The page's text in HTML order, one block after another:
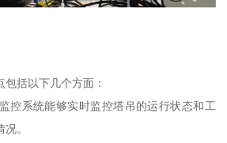
括以下几个方面：
控系统能够实时监控塔吊的运行状态和工
。